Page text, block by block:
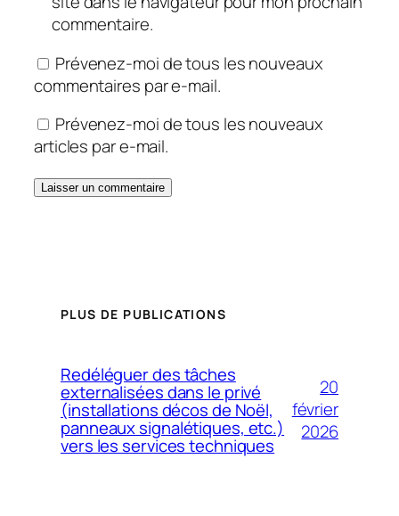
commentaire.
Prévenez-moi de tous les nouveaux
commentaires par e-mail.
Prévenez-moi de tous les nouveaux
articles par e-mail.
PLUS DE PUBLICATIONS
Redéléguer des tâches
externalisées dans le privé
(installations décos de Noël,
panneaux signalétiques, etc.)
vers les services techniques
20
février
2026